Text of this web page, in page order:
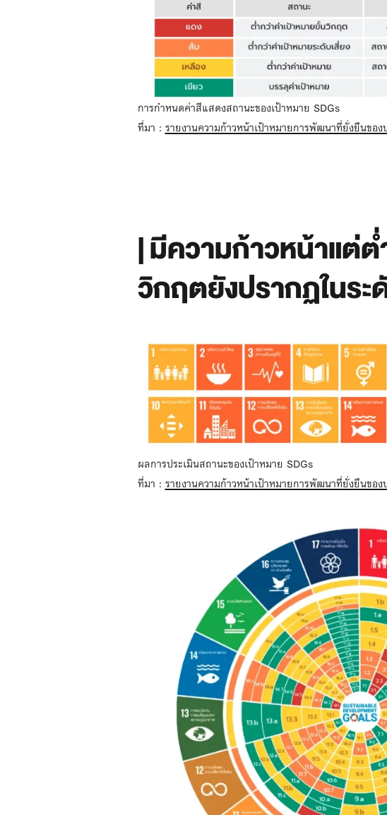
การกำหนดค่าสีแสดงสถานะของเป้าหมาย SDGs
ที่มา :รายงานความก้าวหน้าเป้าหมายการพัฒนาที่ยั่งยืนขอ
| มีความก้าวหน้าแต่ต่
วิกฤตยังปรากฏในร
ผลการประเมินสถานะของเป้าหมาย SDGs
ที่มา : รายงานความก้าวหน้าเป้าหมายการพัฒนาที่ยั่งยืนขอ